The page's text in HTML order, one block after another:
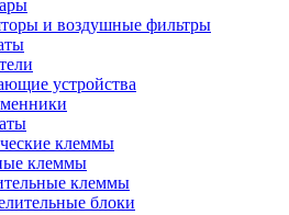
и воздушные фильтры
устройства
клеммы
клеммы
клеммы
блоки